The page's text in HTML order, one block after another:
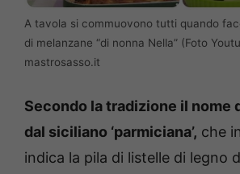
A tavola si commuovono tutti quando
di melanzane “di nonna Nella” (Foto
mastrosasso.it
Secondo la tradizione il nome
dal siciliano ‘parmiciana’, che
indica la pila di listelle di legno